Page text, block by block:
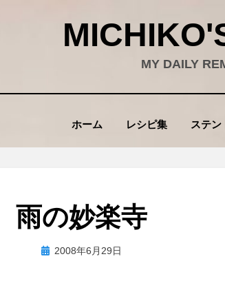
MY DAILY
ホーム レシピ集 ステン
雨の妙楽寺
投稿者wad
投 2008年6月29日